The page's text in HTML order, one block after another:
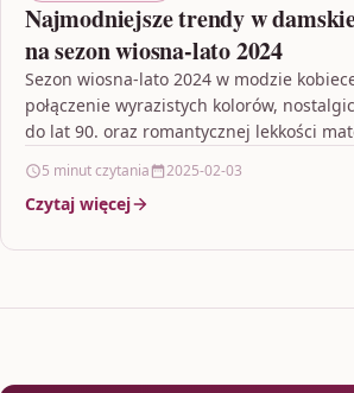
Najmodniejsze trendy w
na sezon wiosna-lato 2024
Sezon wiosna-lato 2024 w modzie
połączenie wyrazistych kolorów,
do lat 90. oraz romantycznej lekkości
5 minut czytania 2025-02-03
Czytaj więcej